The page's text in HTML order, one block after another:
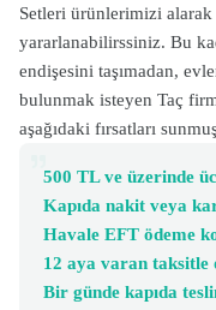
Setleri ürünlerimizi
yararlanabilirssiniz. Bu
endişesini taşımadan,
bulunmak isteyen Taç
aşağıdaki fırsatları
500 TL ve üzerinde
Kapıda nakit veya
Havale EFT ödeme
12 aya varan taksitle
Bir günde kapıda